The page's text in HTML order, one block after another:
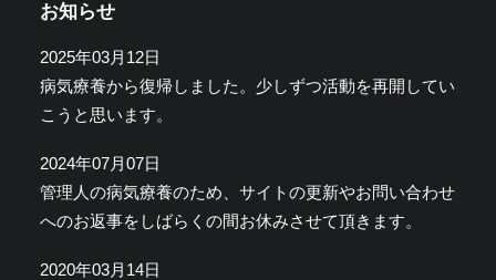
お知らせ
2025年03月12日
病気療養から復帰しました。少しずつ活動を再開してい
こうと思います。
2024年07月07日
管理人の病気療養のため、サイトの更新やお問い合わせ
へのお返事をしばらくの間お休みさせて頂きます。
2020年03月14日